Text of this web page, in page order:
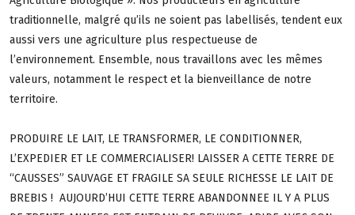
traditionnelle, malgré qu’ils ne soient pas labellisés, tendent eux
aussi vers une agriculture plus respectueuse de
l’environnement. Ensemble, nous travaillons avec les mêmes
valeurs, notamment le respect et la bienveillance de notre
territoire.
PRODUIRE LE LAIT, LE TRANSFORMER, LE CONDITIONNER,
L’EXPEDIER ET LE COMMERCIALISER! LAISSER A CETTE TERRE DE
“CAUSSES” SAUVAGE ET FRAGILE SA SEULE RICHESSE LE LAIT DE
BREBIS ! AUJOURD’HUI CETTE TERRE ABANDONNEE IL Y A PLUS